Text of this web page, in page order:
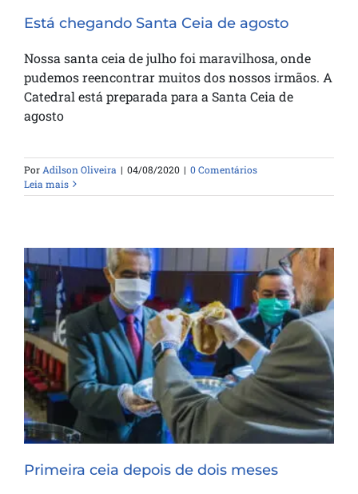
Está chegando Santa Ceia de agosto
Nossa santa ceia de julho foi maravilhosa, onde
pudemos reencontrar muitos dos nossos irmãos. A
Catedral está preparada para a Santa Ceia de
agosto
Por Adilson Oliveira | 04/08/2020 | 0 Comentários
Leia mais
Primeira ceia depois de dois meses
Primeira ceia depois de dois meses